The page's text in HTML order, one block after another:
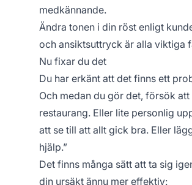
medkännande.
Ändra tonen i din röst enligt
och ansiktsuttryck är alla viktiga
Nu fixar du det
Du har erkänt att det finns ett
Och medan du gör det, försök
restaurang. Eller lite personlig
att se till att allt gick bra. Eller
hjälp.”
Det finns många sätt att ta sig
din ursäkt ännu mer effektiv: